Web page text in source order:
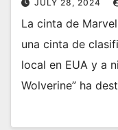
JULY 28, 2024
La cinta de
una cinta de
local en EUA y a
Wolverine” ha